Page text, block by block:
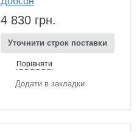
4 830 грн.
Уточнити строк поставки
Порівняти
Додати в закладки